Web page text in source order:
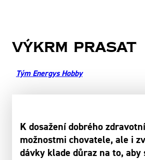
Výkrm prasat
Tým Energys Hobby
K dosažení dobrého
možnostmi chovatele, ale i
dávky klade důraz na to,